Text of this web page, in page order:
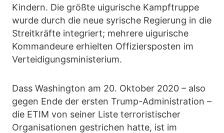
Kindern. Die größte uigurische Kampftruppe
wurde durch die neue syrische Regierung in die
Streitkräfte integriert; mehrere uigurische
Kommandeure erhielten Offiziersposten im
Verteidigungsministerium.
Dass Washington am 20. Oktober 2020 – also
gegen Ende der ersten Trump-Administration –
die ETIM von seiner Liste terroristischer
Organisationen gestrichen hatte, ist im